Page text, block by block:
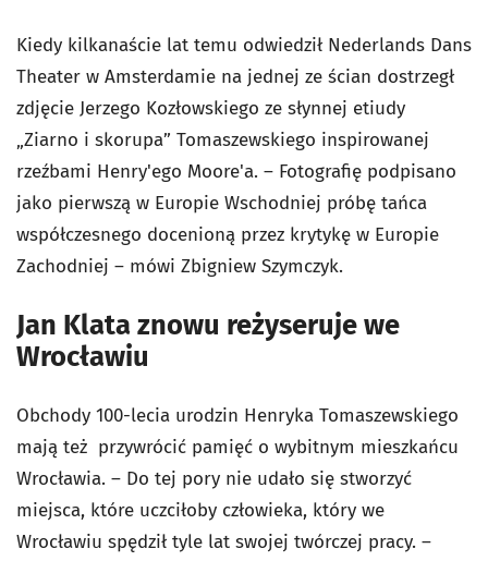
Kiedy kilkanaście lat temu odwiedził Nederlands Dans
Theater w Amsterdamie na jednej ze ścian dostrzegł
zdjęcie Jerzego Kozłowskiego ze słynnej etiudy
„Ziarno i skorupa” Tomaszewskiego inspirowanej
rzeźbami Henry'ego Moore'a. – Fotografię podpisano
jako pierwszą w Europie Wschodniej próbę tańca
współczesnego docenioną przez krytykę w Europie
Zachodniej – mówi Zbigniew Szymczyk.
Jan Klata znowu reżyseruje we
Wrocławiu
Obchody 100-lecia urodzin Henryka Tomaszewskiego
mają też przywrócić pamięć o wybitnym mieszkańcu
Wrocławia. – Do tej pory nie udało się stworzyć
miejsca, które uczciłoby człowieka, który we
Wrocławiu spędził tyle lat swojej twórczej pracy. –